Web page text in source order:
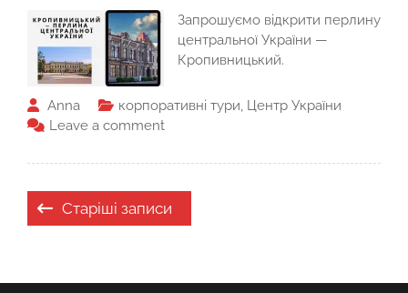
Запрошуємо відкрити перлину
центральної України —
Кропивницький.
Anna корпоративні тури, Центр України
Leave a comment
Навігація
за
Старіші записи